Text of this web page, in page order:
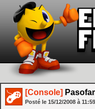
[Console]
Posté le 15/12/2008 à 11:59